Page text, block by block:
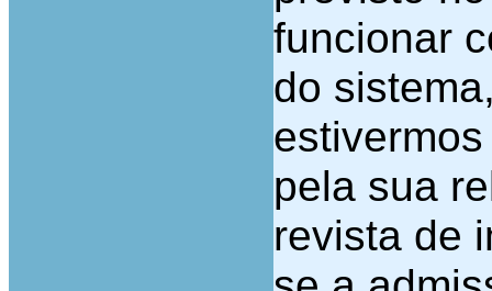
funcionar
do
pela sua
revista de